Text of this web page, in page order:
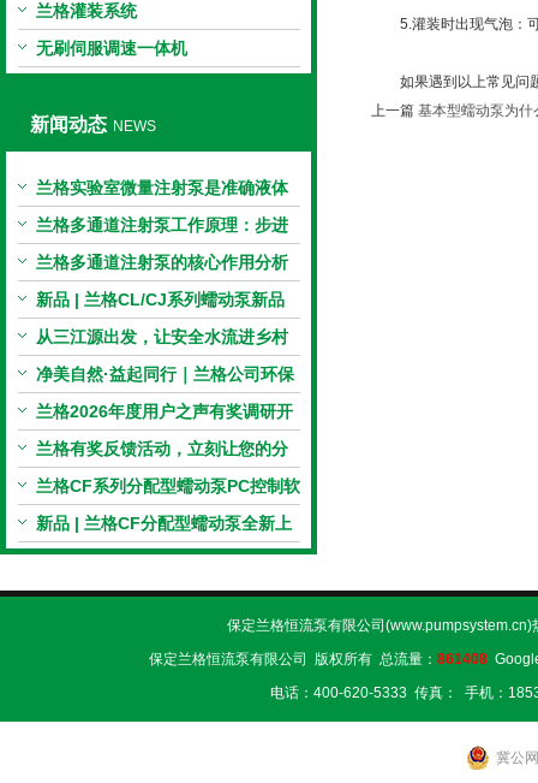
兰格灌装系统
无刷伺服调速一体机
新闻动态 NEWS
兰格实验室微量注射泵是准确液体
输送的科学工具
兰格多通道注射泵工作原理：步进
电机与机械传动的协同
兰格多通道注射泵的核心作用分析
新品 | 兰格CL/CJ系列蠕动泵新品
上市，小巧机身，大有可为！
从三江源出发，让安全水流进乡村
校园 | 兰格×吾水高原公益行
净美自然·益起同行｜兰格公司环保
捡拾公益活动圆满举行
兰格2026年度用户之声有奖调研开
启，京东E卡免费送！
兰格有奖反馈活动，立刻让您的分
享变成惊喜！
兰格CF系列分配型蠕动泵PC控制软
件免费版发布！即日起，通过即可
下载！
新品 | 兰格CF分配型蠕动泵全新上
市，智控每一滴！
5.灌装时出现气泡：可
如果遇到以上常见问题
上一篇 基本型蠕动泵为
保定兰格恒流泵有限公司(www.pumpsystem.cn)
保定兰格恒流泵有限公司 版权所有 总流量： 861408
电话：400-620-5333 传真： 手机：
冀公